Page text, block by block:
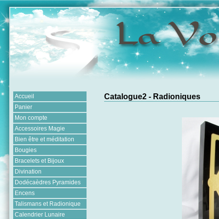
Accueil
Panier
Mon compte
Accessoires Magie
Bien être et méditation
Bougies
Bracelets et Bijoux
Divination
Dodécaèdres Pyramides
Encens
Talismans et Radionique
Calendrier Lunaire
Catalogue2 - Radioniques